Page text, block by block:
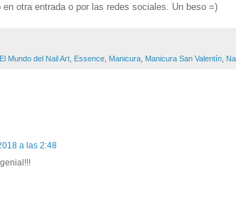
otra entrada o por las redes sociales. Un beso =)
El Mundo del Nail Art Essence Manicura Manicura San Valentín
a las 2:48